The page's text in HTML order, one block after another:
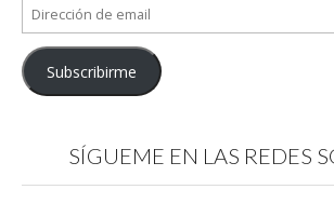
Dirección
de
email
Subscribirme
SÍGUEME EN LAS REDES